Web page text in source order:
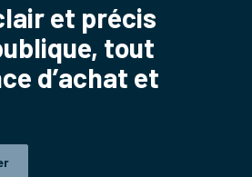
et précis
tout
d’achat et